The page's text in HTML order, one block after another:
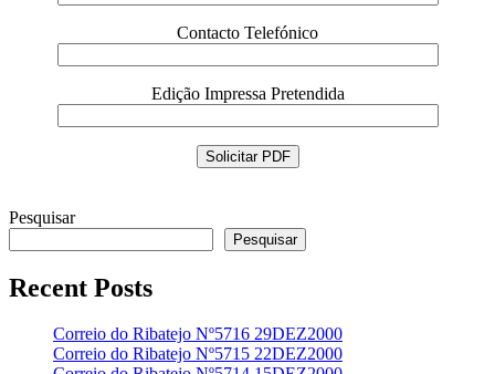
Contacto Telefónico
Edição Impressa Pretendida
Pesquisar
Pesquisar
Recent Posts
Correio do Ribatejo Nº5716 29DEZ2000
Correio do Ribatejo Nº5715 22DEZ2000